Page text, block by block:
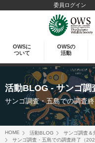
委員ログイン
OWSに
ついて
OWSの
活動
活動BLOG- サンゴ調
サンゴ調査・五島での調査
HOME 活動BLOG
サンゴ調査＆
サンゴ調査・五島での調査終了（